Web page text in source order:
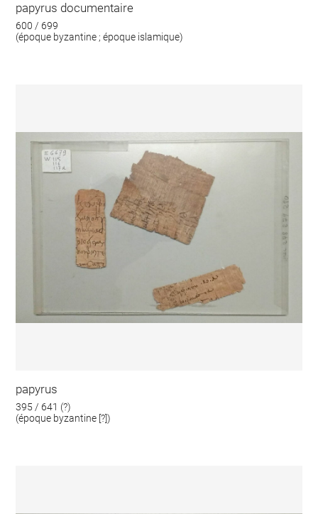
papyrus documentaire
600 / 699
(époque byzantine ; époque islamique)
papyrus
395 / 641 (?)
(époque byzantine [?])